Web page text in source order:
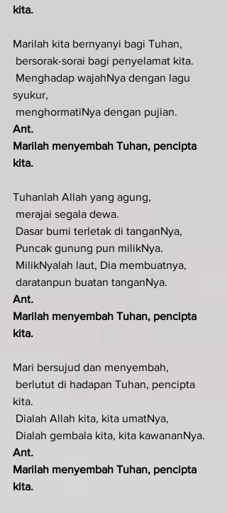
kita.
Marilah kita bernyanyi bagi Tuhan,
bersorak-sorai bagi penyelamat kita.
syukur,
menghormatiNya dengan pujian.
Ant.
Marilah menyembah Tuhan, pencipta
kita.
Tuhanlah Allah yang agung,
merajai segala dewa.
Dasar bumi terletak di tanganNya,
Puncak gunung pun milikNya.
MilikNyalah laut, Dia membuatnya,
daratanpun buatan tanganNya.
Ant.
Marilah menyembah Tuhan, pencipta
kita.
Mari bersujud dan menyembah,
kita.
Dialah Allah kita, kita umatNya,
Dialah gembala kita, kita kawananNya.
Ant.
Marilah menyembah Tuhan, pencipta
kita.